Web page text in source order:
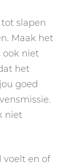
slapen
Maak het
ook niet
het
goed
niet
voelt en of